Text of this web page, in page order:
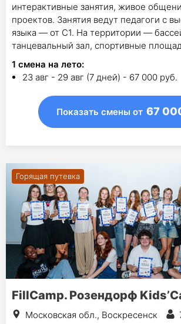
интерактивные занятия, живое
проектов. Занятия ведут педагоги с
языка — от С1. На территории —
танцевальный зал, спортивные
1 смена на лето:
23 авг - 29 авг (7 дней) - 67 000 руб.
Показать смены от 67
Горящая путевка
FillCamp. Розендорф
Московская обл., Воскресенск